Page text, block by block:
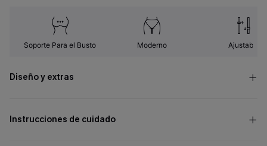
Soporte Para el Busto Moderno Ajustable
Diseño y extras
Instrucciones de cuidado